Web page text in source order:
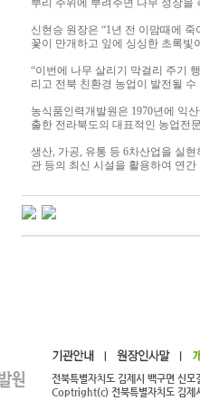
뿌리 주위에 뿌려주면 나무 성장을
신현승 원장은 “1년 전 이맘때에
꽃이 만개하고 잎에 싱싱한 초록빛
“이번에 나무 살리기 막걸리 주기
리고 전북 친환경 농업이 발전될
농식품인력개발원은 1970년에 익
출한 전라북도의 대표적인 농업전
생산, 가공, 유통 등 6차산업을 실
관 등의 최신 시설을 활용하여 연